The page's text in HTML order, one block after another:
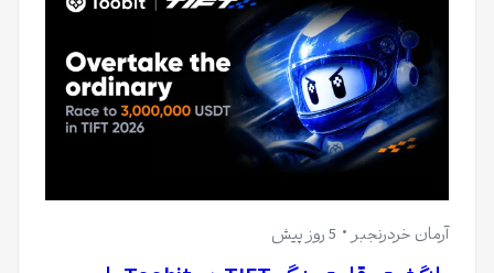
آرمان خردرنجبر 5 روز پیش